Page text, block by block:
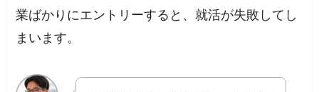
業ばかりにエントリーする と、就活が失敗してし
まいます。